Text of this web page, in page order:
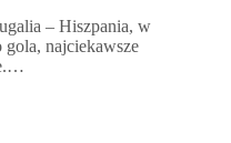
– Hiszpania, w
gola, najciekawsze